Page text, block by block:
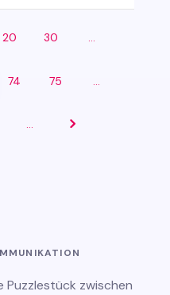
20 30 …
74 75 …
…
Puzzlestück zwischen